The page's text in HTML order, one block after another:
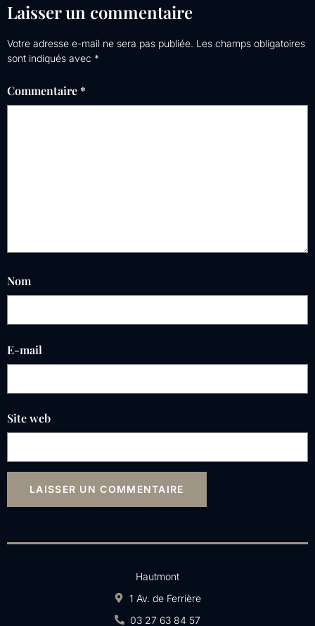
Laisser un commentaire
Votre adresse e-mail ne sera pas publiée. Les champs obligatoires
sont indiqués avec *
Commentaire *
Nom
E-mail
Site web
Hautmont
1 Av. de Ferrière
03 27 63 84 57